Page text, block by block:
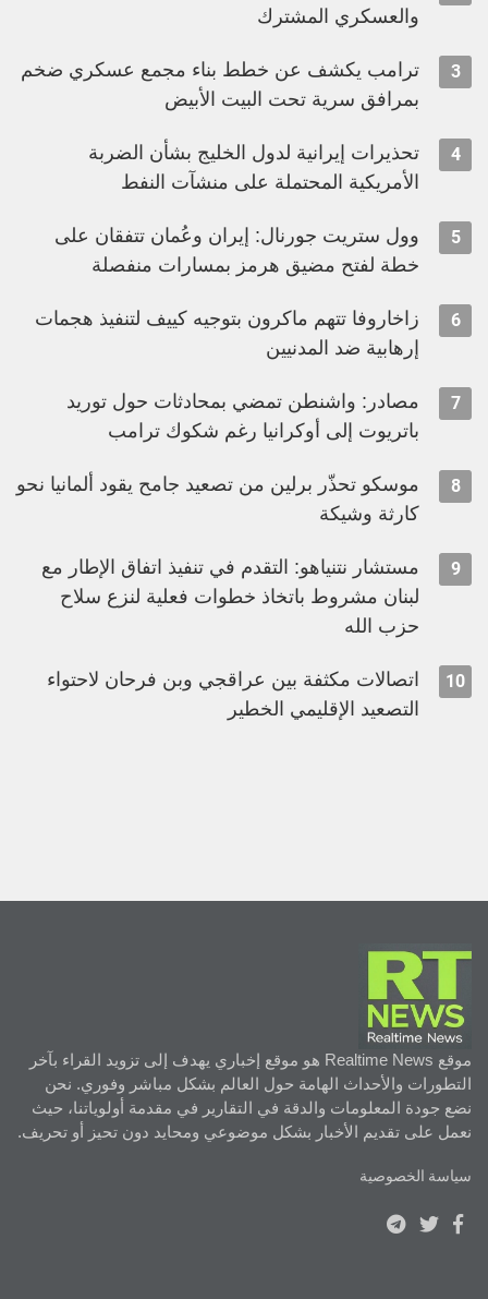
والعسكري المشترك
3
ترامب يكشف عن خطط بناء مجمع عسكري ضخم
بمرافق سرية تحت البيت الأبيض
4
تحذيرات إيرانية لدول الخليج بشأن الضربة
الأمريكية المحتملة على منشآت النفط
5
وول ستريت جورنال: إيران وعُمان تتفقان على
خطة لفتح مضيق هرمز بمسارات منفصلة
6
زاخاروفا تتهم ماكرون بتوجيه كييف لتنفيذ هجمات
إرهابية ضد المدنيين
7
مصادر: واشنطن تمضي بمحادثات حول توريد
باتريوت إلى أوكرانيا رغم شكوك ترامب
8
موسكو تحذّر برلين من تصعيد جامح يقود ألمانيا نحو
كارثة وشيكة
9
مستشار نتنياهو: التقدم في تنفيذ اتفاق الإطار مع
لبنان مشروط باتخاذ خطوات فعلية لنزع سلاح
حزب الله
10
اتصالات مكثفة بين عراقجي وبن فرحان لاحتواء
التصعيد الإقليمي الخطير
موقع Realtime News هو موقع إخباري يهدف إلى تزويد القراء بآخر
التطورات والأحداث الهامة حول العالم بشكل مباشر وفوري. نحن
نضع جودة المعلومات والدقة في التقارير في مقدمة أولوياتنا، حيث
نعمل على تقديم الأخبار بشكل موضوعي ومحايد دون تحيز أو تحريف.
سياسة الخصوصية